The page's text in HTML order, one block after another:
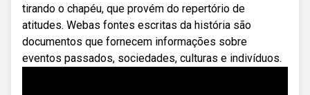
tirando o chapéu, que provém do repertório de
atitudes. Webas fontes escritas da história são
documentos que fornecem informações sobre
eventos passados, sociedades, culturas e indivíduos.